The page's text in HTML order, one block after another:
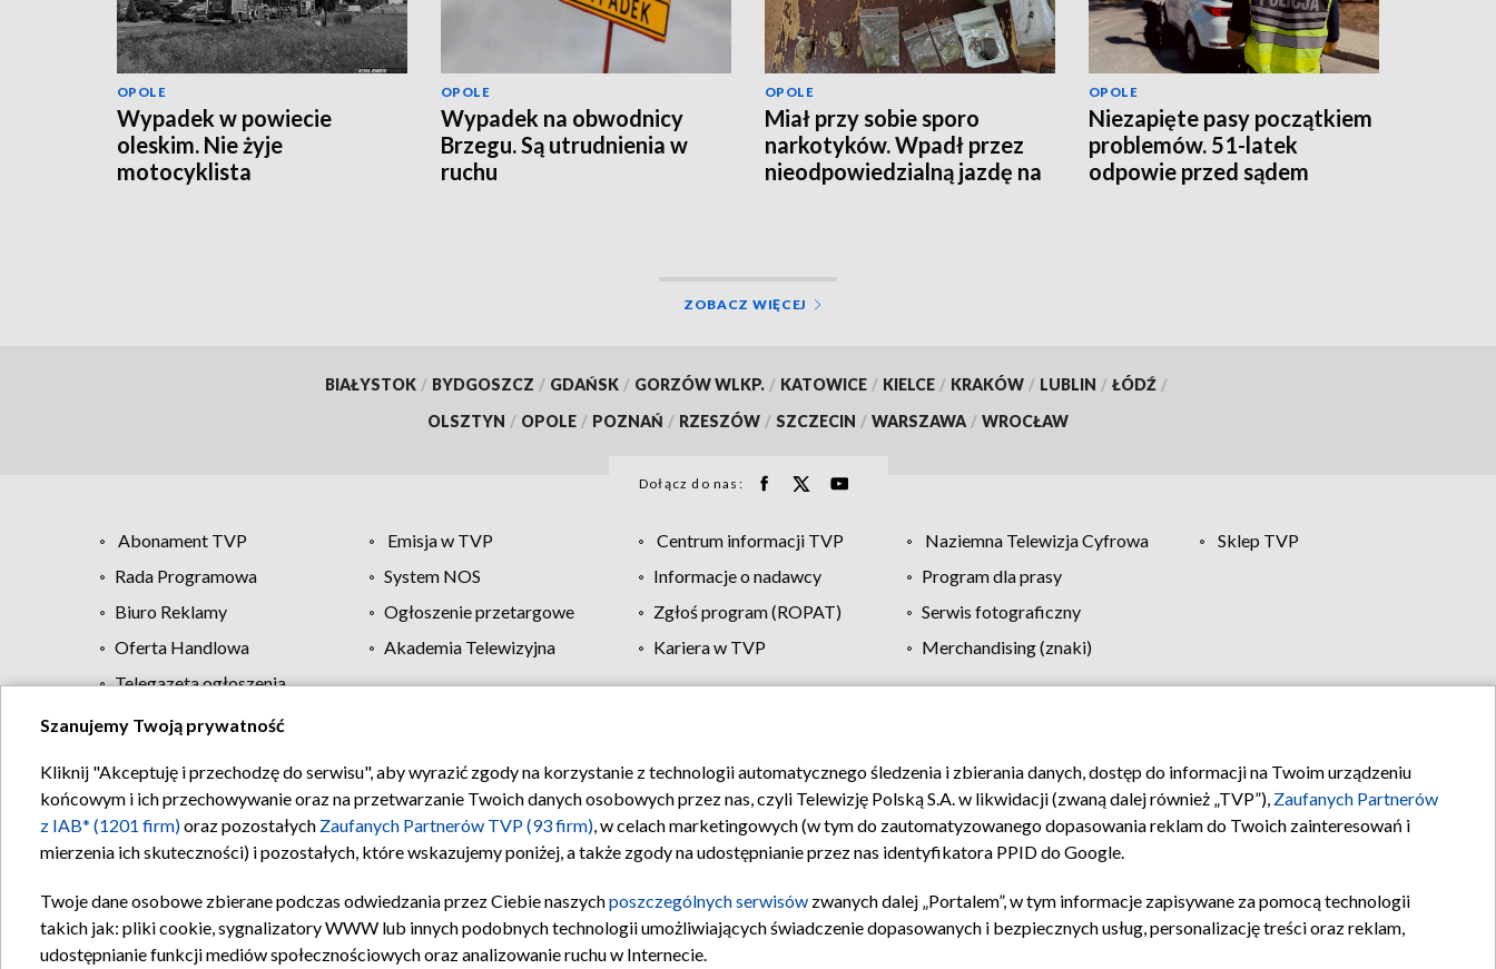
OPOLE
Wypadek w powiecie
oleskim. Nie żyje
motocyklista
OPOLE
Wypadek na obwodnicy
Brzegu. Są utrudnienia w
ruchu
OPOLE
Miał przy sobie sporo
narkotyków. Wpadł przez
nieodpowiedzialną jazdę na
OPOLE
Niezapięte pasy początkiem
problemów. 51-latek
odpowie przed sądem
ZOBACZ WIĘCEJ
BIAŁYSTOK / BYDGOSZCZ / GDAŃSK / GORZÓW WLKP. / KATOWICE / KIELCE / KRAKÓW / LUBLIN / ŁÓDŹ /
OLSZTYN / OPOLE / POZNAŃ / RZESZÓW / SZCZECIN / WARSZAWA / WROCŁAW
Dołącz do nas:
Abonament TVP Emisja w TVP Centrum informacji TVP Naziemna Telewizja Cyfrowa
Sklep TVP
Rada Programowa
System NOS Informacje o nadawcy
Program dla prasy
Biuro Reklamy
Ogłoszenie przetargowe Zgłoś program (ROPAT)
Serwis fotograficzny
Oferta Handlowa
Akademia Telewizyjna Kariera w TVP
Merchandising (znaki)
Telegazeta ogłoszenia
Regulamin TVP Polityka prywatności Moje zgody Pomoc Biuro reklamy Kontakt
Szanujemy Twoją prywatność
Kliknij "Akceptuję i przechodzę do serwisu", aby wyrazić zgody na korzystanie z technologii automatycznego śledzenia i zbierania danych, dostęp do informacji na Twoim urządzeniu
końcowym i ich przechowywanie oraz na przetwarzanie Twoich danych osobowych przez nas, czyli Telewizję Polską S.A. w likwidacji (zwaną dalej również „TVP”), Zaufanych Partnerów
z IAB* (1201 firm)oraz pozostałych Zaufanych Partnerów TVP (93 firm), w celach marketingowych (w tym do zautomatyzowanego dopasowania reklam do Twoich zainteresowań i
mierzenia ich skuteczności) i pozostałych, które wskazujemy poniżej, a także zgody na udostępnianie przez nas identyfikatora PPID do Google.
Twoje dane osobowe zbierane podczas odwiedzania przez Ciebie naszychposzczególnych serwisów zwanych dalej „Portalem”, w tym informacje zapisywane za pomocą technologii
takich jak: pliki cookie, sygnalizatory WWW lub innych podobnych technologii umożliwiających świadczenie dopasowanych i bezpiecznych usług, personalizację treści oraz reklam,
udostępnianie funkcji mediów społecznościowych oraz analizowanie ruchu w Internecie.